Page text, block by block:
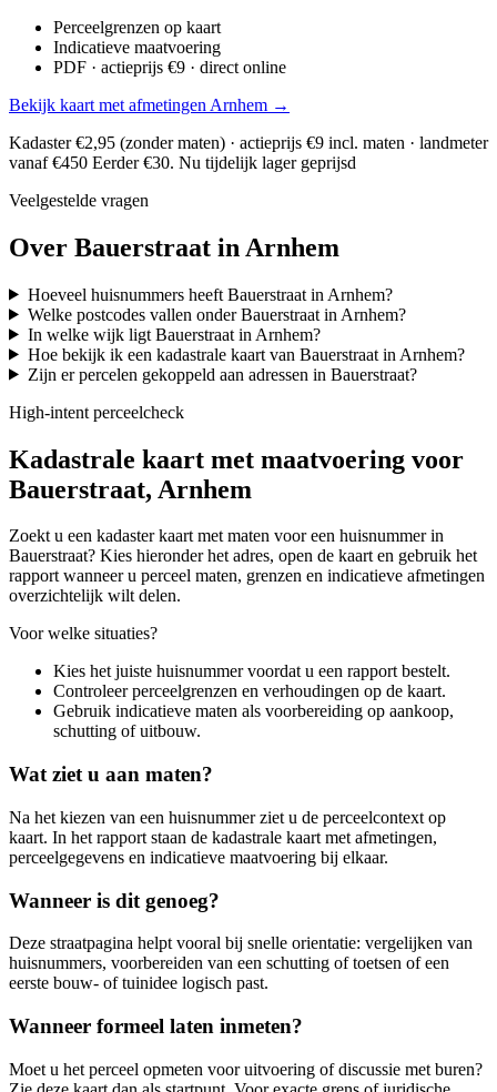
Perceelgrenzen op kaart
Indicatieve maatvoering
PDF · actieprijs €9 · direct online
Bekijk kaart met afmetingen Arnhem →
Kadaster €2,95 (zonder maten) · actieprijs €9 incl. maten · landmeter
vanaf €450 Eerder €30. Nu tijdelijk lager geprijsd
Veelgestelde vragen
Over Bauerstraat in Arnhem
Hoeveel huisnummers heeft Bauerstraat in Arnhem?
Welke postcodes vallen onder Bauerstraat in Arnhem?
In welke wijk ligt Bauerstraat in Arnhem?
Hoe bekijk ik een kadastrale kaart van Bauerstraat in Arnhem?
Zijn er percelen gekoppeld aan adressen in Bauerstraat?
High-intent perceelcheck
Kadastrale kaart met maatvoering voor
Bauerstraat, Arnhem
Zoekt u een kadaster kaart met maten voor een huisnummer in
Bauerstraat? Kies hieronder het adres, open de kaart en gebruik het
rapport wanneer u perceel maten, grenzen en indicatieve afmetingen
overzichtelijk wilt delen.
Voor welke situaties?
Kies het juiste huisnummer voordat u een rapport bestelt.
Controleer perceelgrenzen en verhoudingen op de kaart.
Gebruik indicatieve maten als voorbereiding op aankoop,
schutting of uitbouw.
Wat ziet u aan maten?
Na het kiezen van een huisnummer ziet u de perceelcontext op
kaart. In het rapport staan de kadastrale kaart met afmetingen,
perceelgegevens en indicatieve maatvoering bij elkaar.
Wanneer is dit genoeg?
Deze straatpagina helpt vooral bij snelle orientatie: vergelijken van
huisnummers, voorbereiden van een schutting of toetsen of een
eerste bouw- of tuinidee logisch past.
Wanneer formeel laten inmeten?
Moet u het perceel opmeten voor uitvoering of discussie met buren?